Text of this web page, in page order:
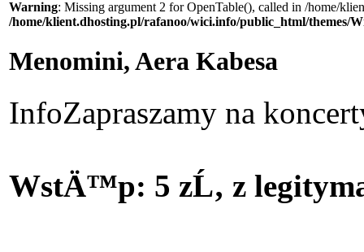
Warning: Missing argument 2 for OpenTable(), called in /home/
/home/klient.dhosting.pl/rafanoo/wici.info/public_html/themes/
Menomini, Aera Kabesa
InfoZapraszamy na
WstÄ™p: 5 zĹ‚ z